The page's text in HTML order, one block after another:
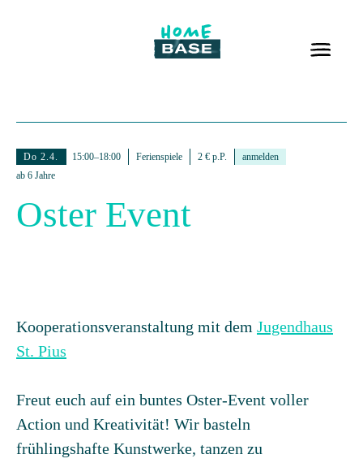
Do 2.4. 15:00–18:00 Ferienspiele 2 € p.P.
anmelden
ab 6 Jahre
Oster Event
Kooperationsveranstaltung mit dem Jugendhaus
St. Pius
Freut euch auf ein buntes Oster-Event voller
Action und Kreativität! Wir basteln
frühlingshafte Kunstwerke, tanzen zu